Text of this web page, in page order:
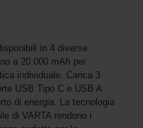
in 4 diverse
a 20.000 mAh per
individuale. Carica 3
USB Tipo C e USB A
di energia. La tecnologia
di VARTA rendono i